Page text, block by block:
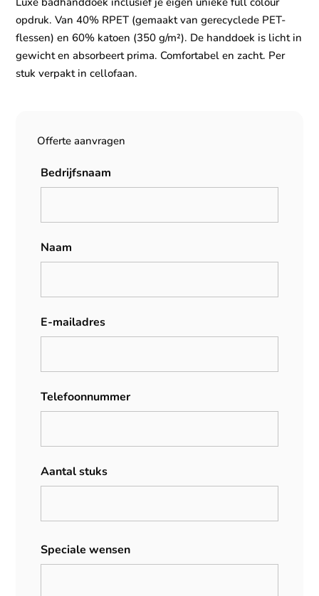
opdruk. Van 40% RPET (gemaakt van gerecyclede PET-
flessen) en 60% katoen (350 g/m²). De handdoek is licht in
gewicht en absorbeert prima. Comfortabel en zacht. Per
stuk verpakt in cellofaan.
Offerte aanvragen
Bedrijfsnaam
Naam
E-mailadres
Telefoonnummer
Aantal stuks
Speciale wensen